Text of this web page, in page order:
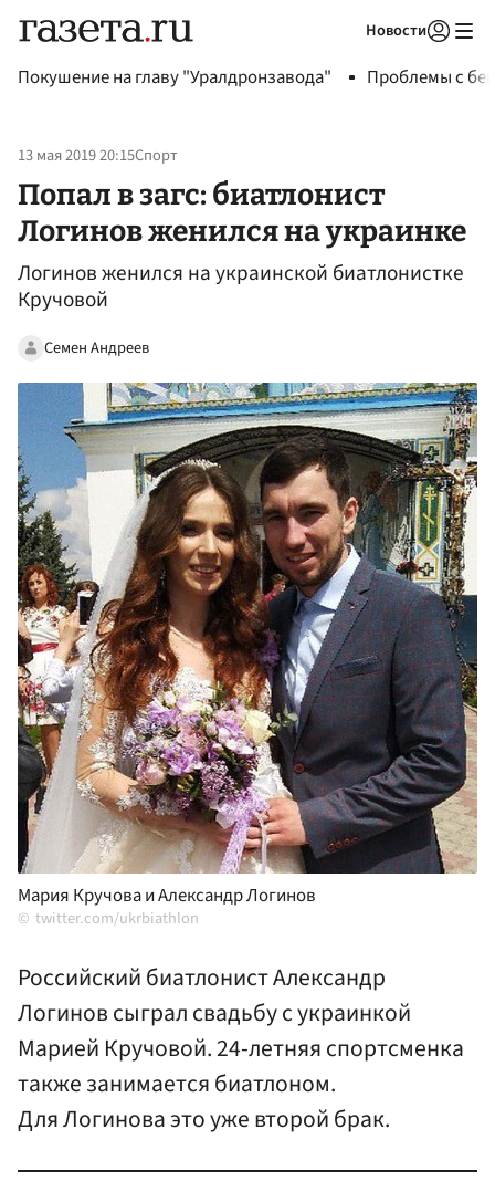
Новости
Покушение на главу "Уралдронзавода" Проблемы с
13 мая 2019 20:15Спорт
Попал в загс: биатлонист
Логинов женился на украинке
Логинов женился на украинской биатлонистке
Кручовой
Семен Андреев
Мария Кручова и Александр Логинов
twitter.com/ukrbiathlon
Российский биатлонист Александр
Логинов сыграл свадьбу с украинкой
Марией Кручовой. 24-летняя спортсменка
также занимается биатлоном.
Для Логинова это уже второй брак.